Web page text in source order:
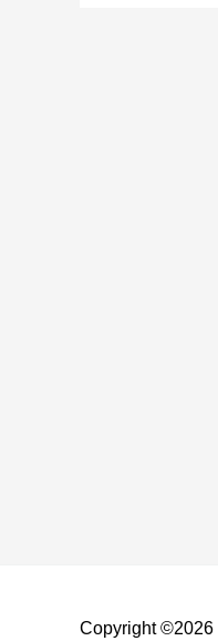
Copyright ©2026